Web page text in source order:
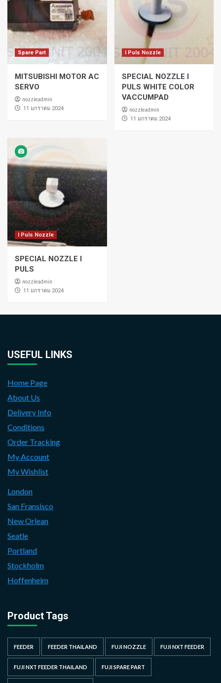
Spare Part
MITSUBISHI MOTOR AC
SERVO
nozzleadmin
่11 มกราคม 2024
I Puls Nozzle
SPECIAL NOZZLE I
PULS WHITE COLOR
VACCUMPAD
nozzleadmin
่11 มกราคม 2024
I Puls Nozzle
SPECIAL NOZZLE I
PULS
nozzleadmin
่11 มกราคม 2024
USEFUL LINKS
Home Page
About Us
Delivery Info
Conditions
Order Tracking
My Account
My Wishlist
London
San Fransisco
New Orlean
Seatle
Portland
Stockholm
Hoffenheim
Product Tags
FEEDER FEEDER THAILAND FUJI NOZZLE FUJI NXT FEEDER
FUJI NXT FEEDER THAILAND FUJI SPARE PART